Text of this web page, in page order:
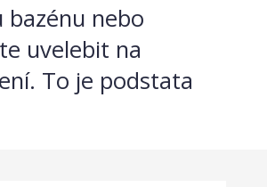
bazénu nebo
uvelebit na
To je podstata